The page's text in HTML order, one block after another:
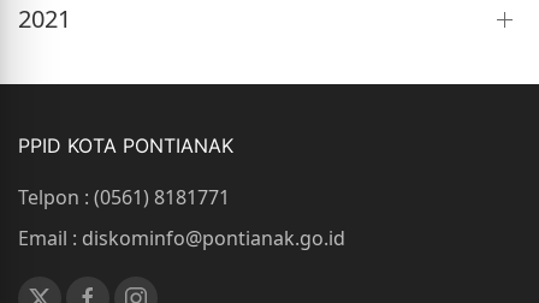
2021
PPID KOTA PONTIANAK
Telpon : (0561) 8181771
Email : diskominfo@pontianak.go.id